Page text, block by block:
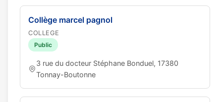
Collège marcel pagnol
COLLEGE
Public
3 rue du docteur Stéphane Bonduel, 17380
Tonnay-Boutonne